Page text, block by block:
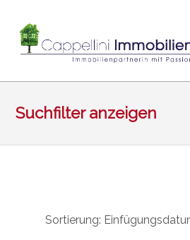
Suchfilter anzeigen
Sortierung: